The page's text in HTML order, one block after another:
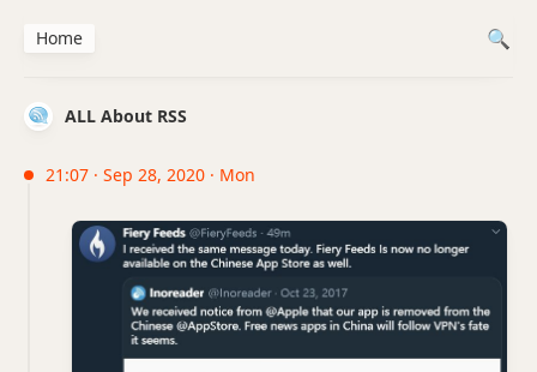
ALL About RSS
21:07 · Sep 28, 2020 · Mon
Home